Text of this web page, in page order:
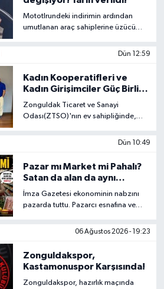
Mototlrundeki indirimin ardından
umutlanan araç sahiplerine üzücü
Dün 12:59
Kadın Kooperatifleri ve
Kadın Girişimciler Güç Birliği
İçin ZTSO'da Bir Araya
Geldi
Zonguldak Ticaret ve Sanayi
Odası(ZTSO)'nın ev sahipliğinde,
üyeleri ile Zonguldak'ta faaliyet
Metin Demir'in başkanlığında
gerçekleştirilen istişare toplantısında
bir araya geldi.
Dün 10:49
Pazar mı Market mi Pahalı?
Satan da alan da aynı
şeyden dertli!
İmza Gazetesi ekonominin nabzını
pazarda tuttu. Pazarcı esnafına ve
06 Ağustos 2026 - 19:23
Zonguldakspor,
Kastamonuspor Karşısında!
Zonguldakspor, hazırlık maçında